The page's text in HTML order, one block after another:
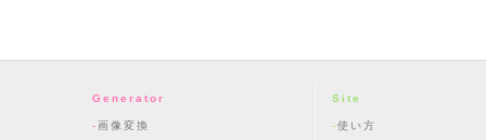
Generator
画像変換
Site
使い方